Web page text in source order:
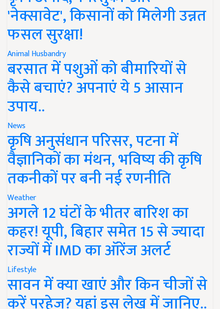
'नेक्सावेट', किसानों को मिलेगी उन्नत
फसल सुरक्षा!
Animal Husbandry
बरसात में पशुओं को बीमारियों से
कैसे बचाएं? अपनाएं ये 5 आसान
उपाय..
News
कृषि अनुसंधान परिसर, पटना में
वैज्ञानिकों का मंथन, भविष्य की कृषि
तकनीकों पर बनी नई रणनीति
Weather
अगले 12 घंटों के भीतर बारिश का
कहर! यूपी, बिहार समेत 15 से ज्यादा
राज्यों में IMD का ऑरेंज अलर्ट
Lifestyle
सावन में क्या खाएं और किन चीजों से
करें परहेज? यहां इस लेख में जानिए..